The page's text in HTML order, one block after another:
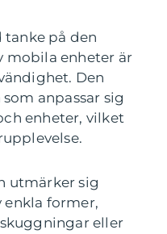
tanke på den
mobila enheter är
Den
anpassar sig
enheter, vilket
utmärker sig
enkla former,
eller